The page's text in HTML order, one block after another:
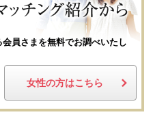
員さまを無料でお調べいたし
女性の方はこちら